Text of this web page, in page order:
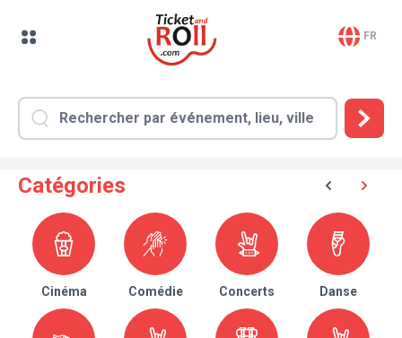
FR
Catégories
Cinéma Comédie Concerts Danse